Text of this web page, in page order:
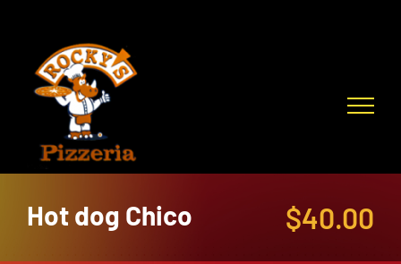
content
Hot dog Chico $40.00